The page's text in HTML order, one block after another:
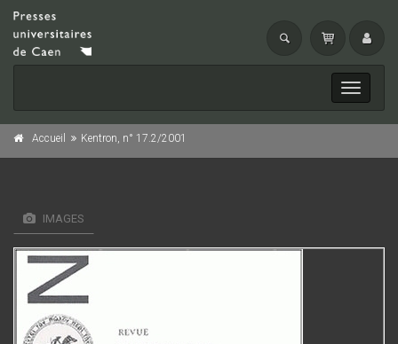
Toggle
Accueil Kentron, n° 17.2/2001
IMAGES